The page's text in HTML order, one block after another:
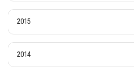
2015
2014